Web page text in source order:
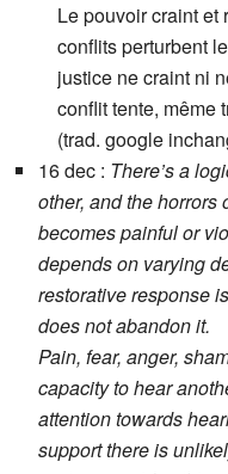
Le pouvoir craint et
conflits perturbent
justice ne craint ni
conflit tente, même
(trad. google
16 dec : There’s a
other, and the
becomes painful or
depends on varying
restorative response
does not abandon it.
Pain, fear, anger,
capacity to hear
attention towards
support there is